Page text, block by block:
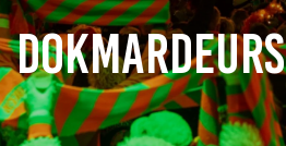
Dokmardeurs